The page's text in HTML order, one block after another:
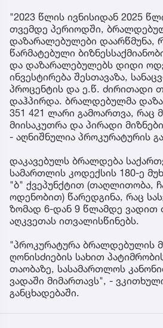
"2023 წლის ივნისიდან 2025
თვემდე პერიოდში,
დაზარალებულები დაარწმუნა,
წარმატებული
და დაზარალებულებს დიდი
ინვესტირება შესთავაზა,
პროცენტის და ე.წ. ძირითადი
დაჰპირდა. ბრალდებულმა
351 421 ლარი გამოართვა, რაც
მიისაკუთრა და პირადი
- აღნიშნულია პროკურატურის
დაკავებულს ბრალდება
სამართლის კოდექსის 180-ე
"ბ" ქვეპუნქტით (თაღლითობა,
ოდენობით) წარედგინა, რაც
ზომად 6-დან 9 წლამდე ვადით
აღკვეთას ითვალისწინებს.
"პროკურატურა ბრალდებულის
ღონისძიების სახით
თაობაზე, სასამართლოს
ვადაში მიმართავს", -
განცხადებაში.